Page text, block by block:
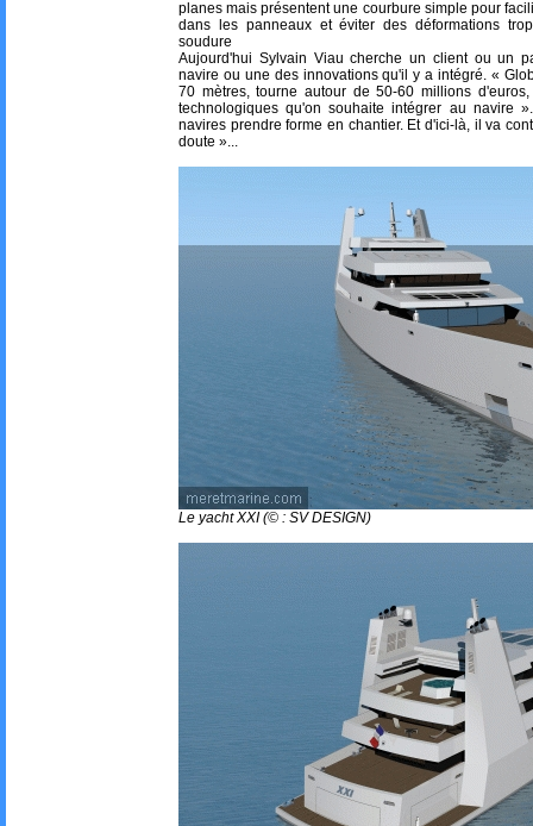
planes mais présentent une courbure simple pour
dans les panneaux et éviter des déformations
soudure
Aujourd'hui Sylvain Viau cherche un client ou un
navire ou une des innovations qu'il y a intégré. «
70 mètres, tourne autour de 50-60 millions
technologiques qu'on souhaite intégrer au navire
navires prendre forme en chantier. Et d'ici-là, il va
doute »...
Le yacht XXI (© : SV DESIGN)